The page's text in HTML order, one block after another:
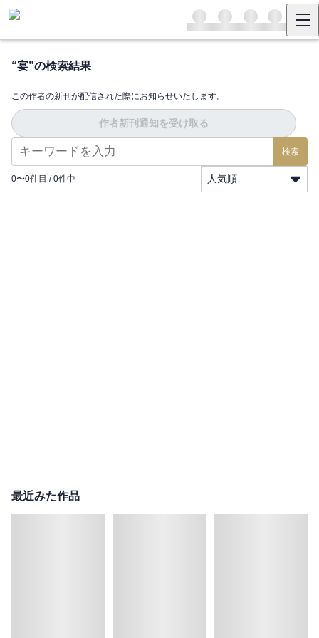
“宴”の検索結果
この作者の新刊が配信された際にお知らせいたします。
作者新刊通知を受け取る
検索
0〜0件目 / 0件中 人気順
最近みた作品